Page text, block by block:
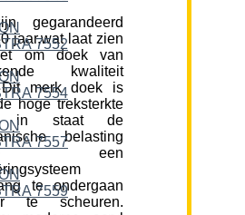
gegarandeerd
jaar,wat laat zien
om doek van
kwaliteit
merk doek is
hoge treksterkte
in staat de
belasting
een
te ondergaan
te scheuren.